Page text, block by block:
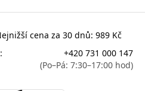
cena za 30 dnů: 989 Kč
+420 731 000 147
(Po–Pá: 7:30–17:00 hod)